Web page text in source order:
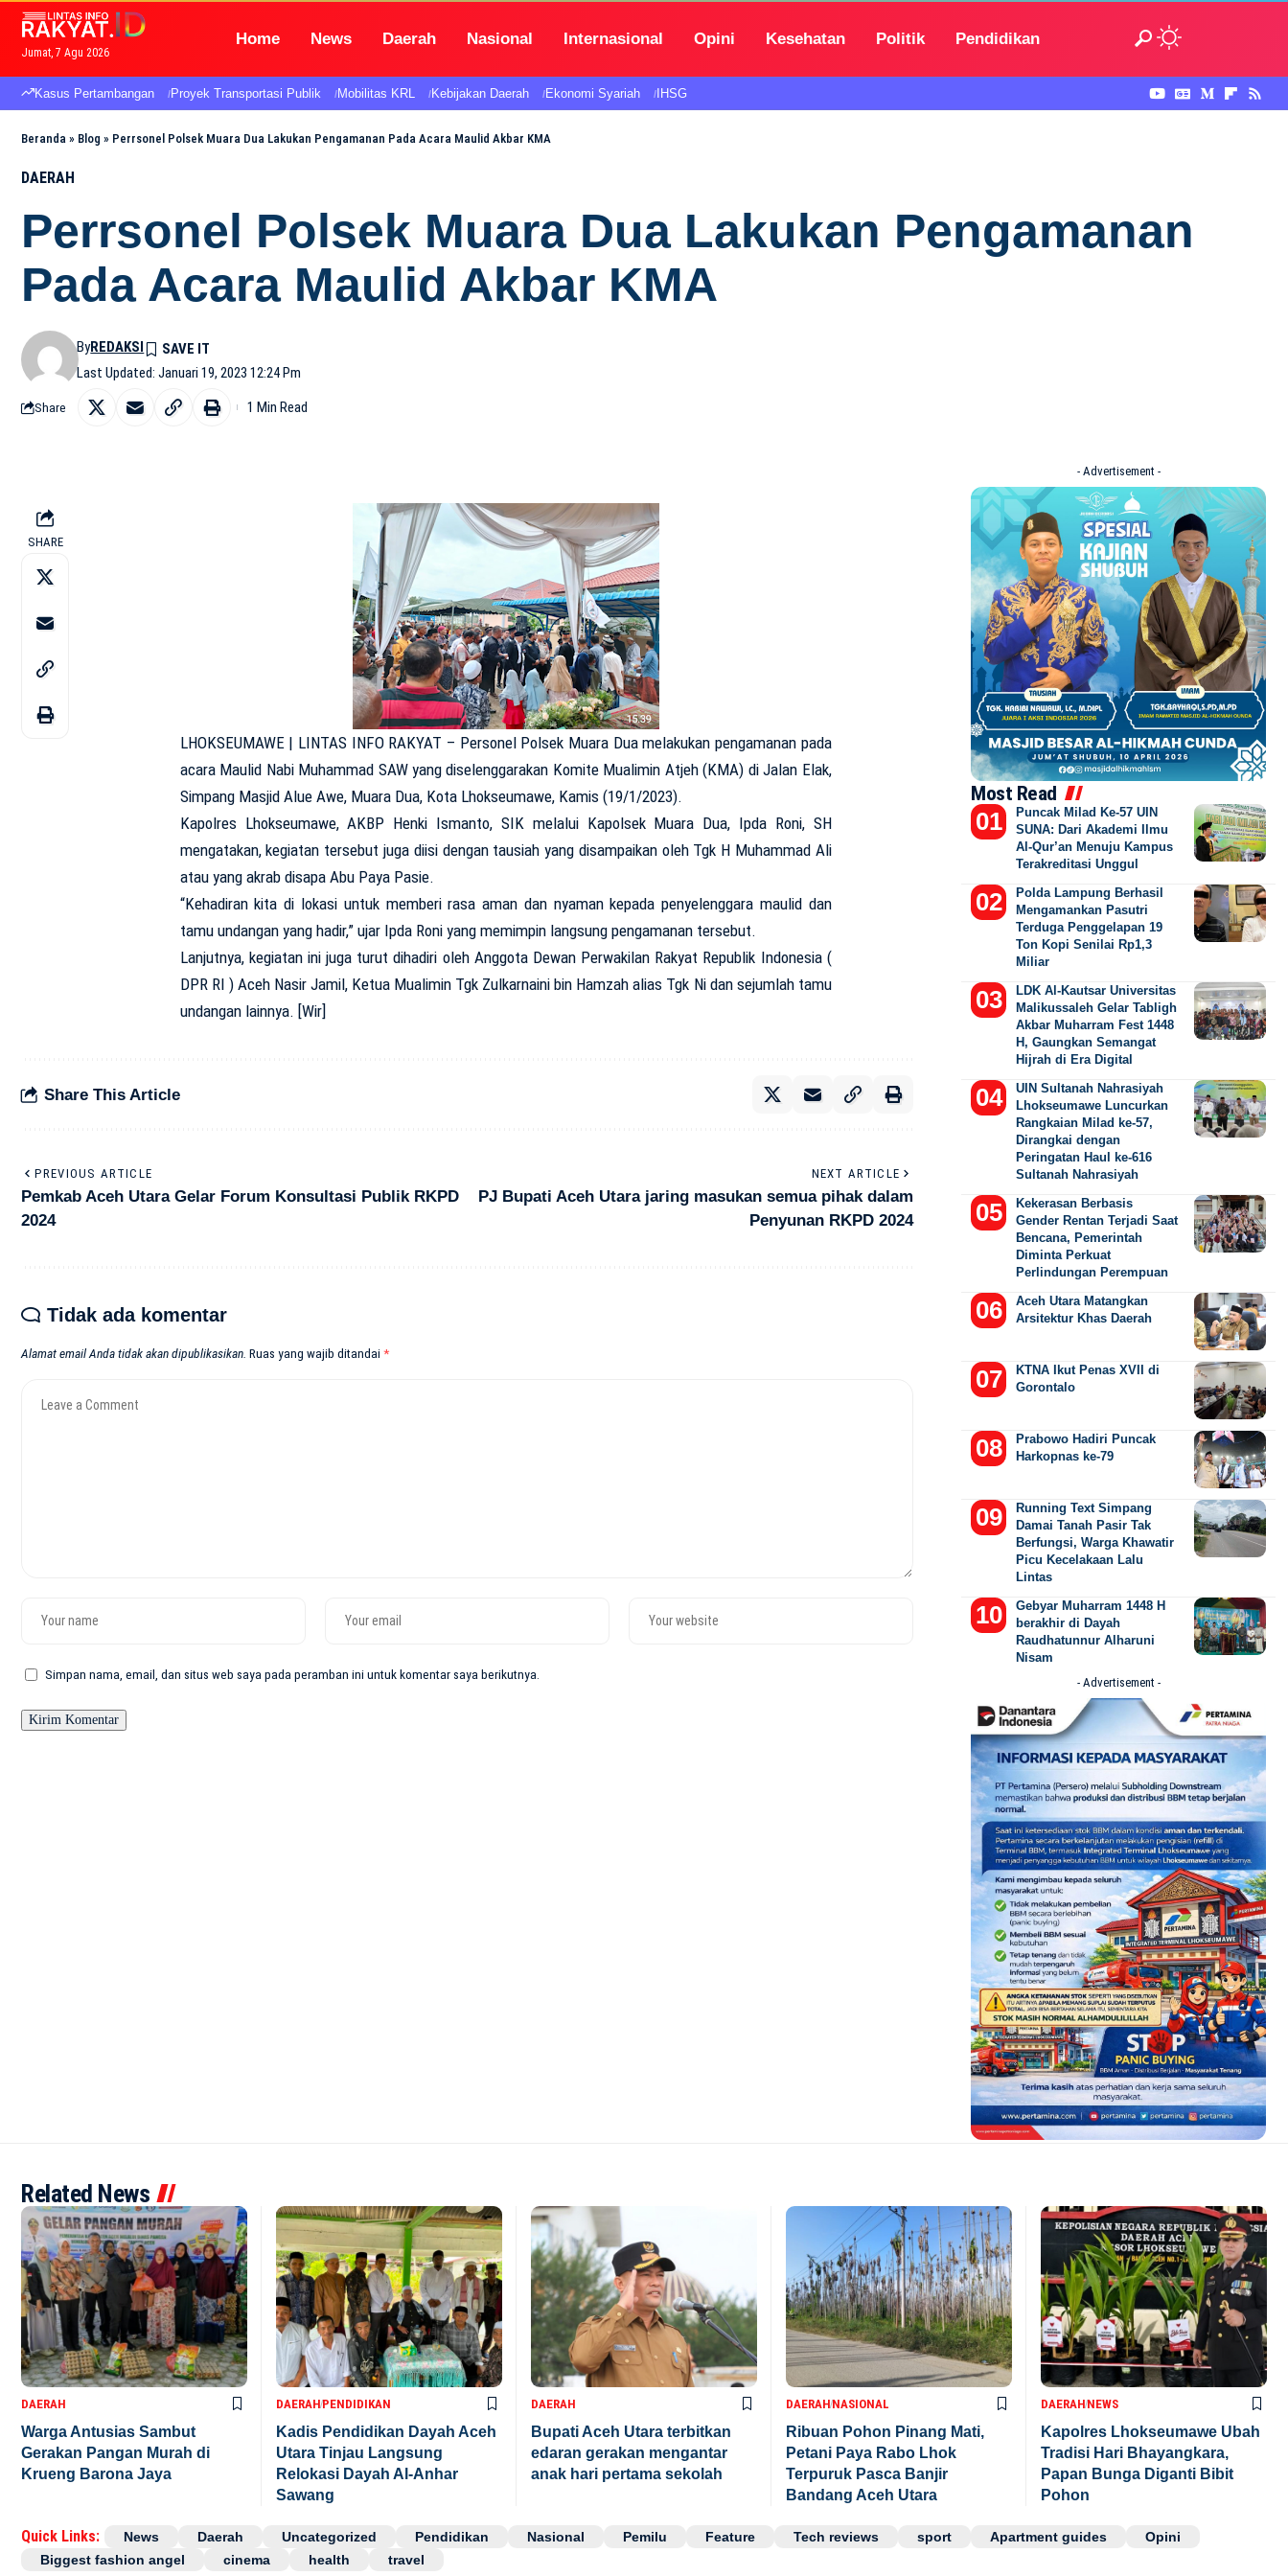
Jumat, 7 Agu 2026
Home News Daerah Nasional Internasional Opini Kesehatan Politik Pendidikan
Kasus Pertambangan Proyek Transportasi Publik Mobilitas KRL Kebijakan Daerah Ekonomi Syariah IHSG
Beranda » Blog » Perrsonel Polsek Muara Dua Lakukan Pengamanan Pada Acara Maulid Akbar KMA
DAERAH
Perrsonel Polsek Muara Dua Lakukan Pengamanan
Pada Acara Maulid Akbar KMA
Last Updated: Januari 19, 2023 12:24 Pm
ByREDAKSI
Share 1 Min Read
SHARE
LHOKSEUMAWE | LINTAS INFO RAKYAT – Personel Polsek Muara Dua melakukan pengamanan pada
acara Maulid Nabi Muhammad SAW yang diselenggarakan Komite Mualimin Atjeh (KMA) di Jalan Elak,
Simpang Masjid Alue Awe, Muara Dua, Kota Lhokseumawe, Kamis (19/1/2023).
Kapolres Lhokseumawe, AKBP Henki Ismanto, SIK melalui Kapolsek Muara Dua, Ipda Roni, SH
mengatakan, kegiatan tersebut juga diisi dengan tausiah yang disampaikan oleh Tgk H Muhammad Ali
atau yang akrab disapa Abu Paya Pasie.
“Kehadiran kita di lokasi untuk memberi rasa aman dan nyaman kepada penyelenggara maulid dan
tamu undangan yang hadir,” ujar Ipda Roni yang memimpin langsung pengamanan tersebut.
Lanjutnya, kegiatan ini juga turut dihadiri oleh Anggota Dewan Perwakilan Rakyat Republik Indonesia (
DPR RI ) Aceh Nasir Jamil, Ketua Mualimin Tgk Zulkarnaini bin Hamzah alias Tgk Ni dan sejumlah tamu
undangan lainnya. [Wir]
Share This Article
PREVIOUS ARTICLE
Pemkab Aceh Utara Gelar Forum Konsultasi Publik RKPD
2024
NEXT ARTICLE
PJ Bupati Aceh Utara jaring masukan semua pihak dalam
Penyunan RKPD 2024
Tidak ada komentar
Alamat email Anda tidak akan dipublikasikan. Ruas yang wajib ditandai*
Simpan nama, email, dan situs web saya pada peramban ini untuk komentar saya berikutnya.
- Advertisement -
Most Read
Puncak Milad Ke-57 UIN
SUNA: Dari Akademi Ilmu
Al-Qur’an Menuju Kampus
Terakreditasi Unggul
Polda Lampung Berhasil
Mengamankan Pasutri
Terduga Penggelapan 19
Ton Kopi Senilai Rp1,3
Miliar
LDK Al-Kautsar Universitas
Malikussaleh Gelar Tabligh
Akbar Muharram Fest 1448
H, Gaungkan Semangat
Hijrah di Era Digital
UIN Sultanah Nahrasiyah
Lhokseumawe Luncurkan
Rangkaian Milad ke-57,
Dirangkai dengan
Peringatan Haul ke-616
Sultanah Nahrasiyah
Kekerasan Berbasis
Gender Rentan Terjadi Saat
Bencana, Pemerintah
Diminta Perkuat
Perlindungan Perempuan
Aceh Utara Matangkan
Arsitektur Khas Daerah
KTNA Ikut Penas XVII di
Gorontalo
Prabowo Hadiri Puncak
Harkopnas ke-79
Running Text Simpang
Damai Tanah Pasir Tak
Berfungsi, Warga Khawatir
Picu Kecelakaan Lalu
Lintas
Gebyar Muharram 1448 H
berakhir di Dayah
Raudhatunnur Alharuni
Nisam
- Advertisement -
Related News
DAERAH
Warga Antusias Sambut
Gerakan Pangan Murah di
Krueng Barona Jaya
DAERAHPENDIDIKAN
Kadis Pendidikan Dayah Aceh
Utara Tinjau Langsung
Relokasi Dayah Al-Anhar
Sawang
DAERAH
Bupati Aceh Utara terbitkan
edaran gerakan mengantar
anak hari pertama sekolah
DAERAHNASIONAL
Ribuan Pohon Pinang Mati,
Petani Paya Rabo Lhok
Terpuruk Pasca Banjir
Bandang Aceh Utara
DAERAHNEWS
Kapolres Lhokseumawe Ubah
Tradisi Hari Bhayangkara,
Papan Bunga Diganti Bibit
Pohon
Quick Links: News Daerah Uncategorized Pendidikan Nasional Pemilu Feature Tech reviews sport Apartment guides
Opini
Biggest fashion angel
cinema health travel